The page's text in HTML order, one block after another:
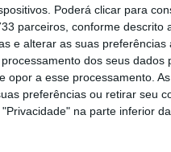
Poderá clicar para
parceiros, conforme descrito
e alterar as suas preferências
dos seus dados
opor a esse processamento.
preferências ou retirar seu
na parte inferior da